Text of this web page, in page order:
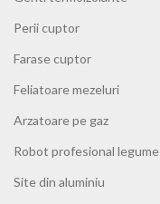
Perii cuptor
Farase cuptor
Feliatoare mezeluri
Arzatoare pe gaz
Robot profesional legume
Site din aluminiu